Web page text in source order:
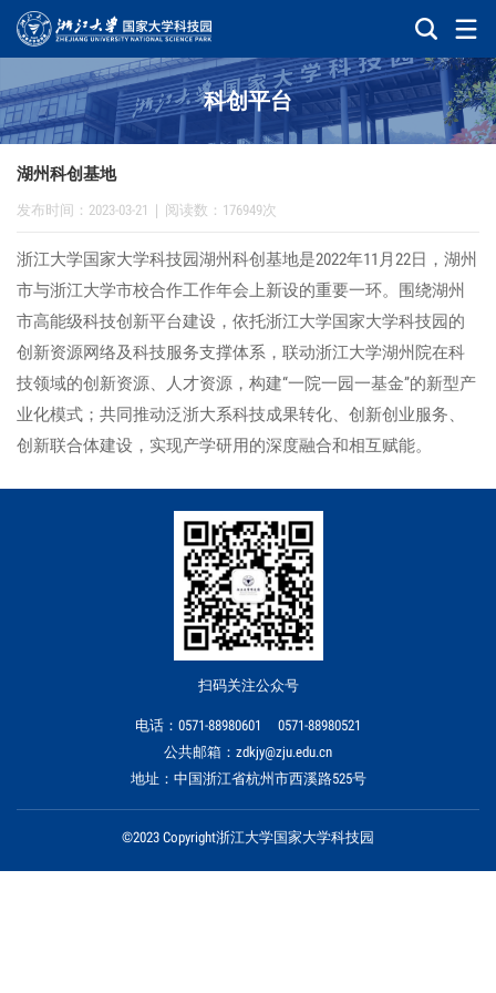
科创平台
湖州科创基地
发布时间：2023-03-21 阅读数：176949次
浙江大学国家大学科技园湖州科创基地是2022年11月22日，湖州
市与浙江大学市校合作工作年会上新设的重要一环。围绕湖州
市高能级科技创新平台建设，依托浙江大学国家大学科技园的
创新资源网络及科技服务支撑体系，联动浙江大学湖州院在科
技领域的创新资源、人才资源，构建“一院一园一基金”的新型产
业化模式；共同推动泛浙大系科技成果转化、创新创业服务、
创新联合体建设，实现产学研用的深度融合和相互赋能。
扫码关注公众号
电话：0571-88980601 0571-88980521
公共邮箱：zdkjy@zju.edu.cn
地址：中国浙江省杭州市西溪路525号
©2023 Copyright浙江大学国家大学科技园